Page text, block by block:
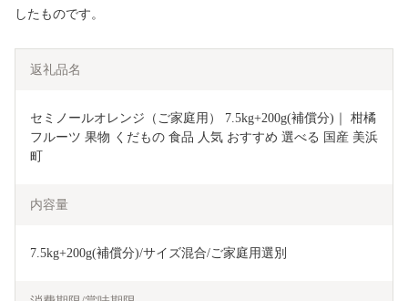
したものです。
返礼品名
セミノールオレンジ（ご家庭用） 7.5kg+200g(補償分)｜ 柑橘
フルーツ 果物 くだもの 食品 人気 おすすめ 選べる 国産 美浜
町
内容量
7.5kg+200g(補償分)/サイズ混合/ご家庭用選別